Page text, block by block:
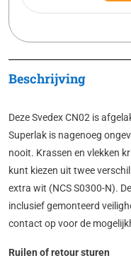
Beschrijving
Deze Svedex CN02 is
Superlak is nagenoeg
nooit. Krassen en vlekken
kunt kiezen uit twee
extra wit (NCS S0300-N).
inclusief gemonteerd
contact op voor de
Ruilen of retour sturen